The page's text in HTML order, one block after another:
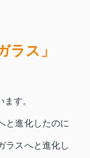
ラス」
す。
と進化したのに
ラスへと進化し